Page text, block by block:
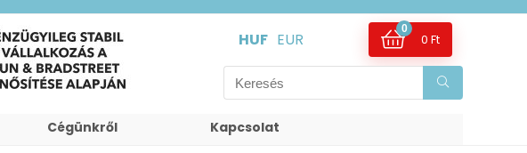
HUF EUR
0
0 Ft
Cégünkről Kapcsolat